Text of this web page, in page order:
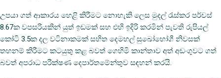
උපයා ගත් ආකාරය හෙළි කිරීමට නොහැකි ලෙස මුදල් රැස්කර පර්චස්
8.67ක වපසරියකින් යුත් ඉඩමක් සහ එහි ඉදිරි කරමින් පැවති රුපියල්
කෝටි 3.5ක දල වටිනාකමක් සහිත දෙමහල් සුඛෝභෝගී නිවසක්
තහනම් කිරීමට කටයුතු කළ බවත් ගෙහිමි කාන්තාව අත් අඩංගුවට ගත්
බවත් අපරාධ පරීක්ෂණ දෙපාර්තමේන්තුව සඳහන් කරයි.